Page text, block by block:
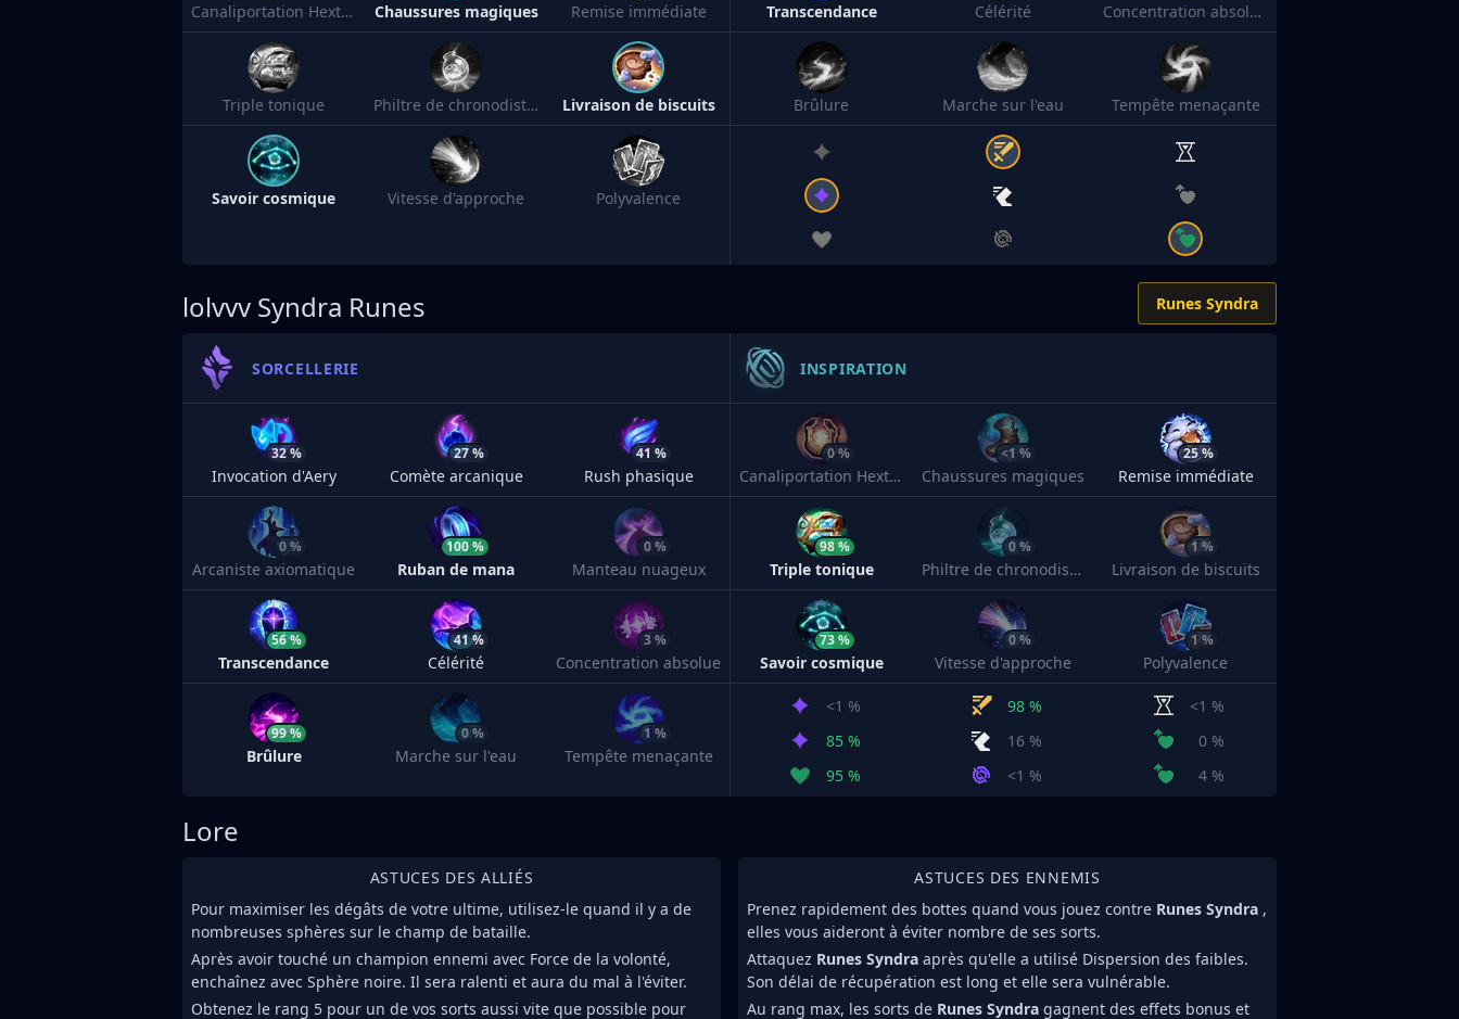
Canaliportation Hextech Chaussures magiques Remise immédiate
Triple tonique Philtre de chronodistorsion Livraison de biscuits
Savoir cosmique Vitesse d'approche Polyvalence
Transcendance Célérité Concentration absolue
Brûlure Marche sur l'eau Tempête menaçante
lolvvv Syndra Runes Runes Syndra
SORCELLERIE
32 %
Invocation d'Aery
27 %
Comète arcanique
41 %
Rush phasique
0 %
Arcaniste axiomatique
100 %
Ruban de mana
0 %
Manteau nuageux
56 %
Transcendance
41 %
Célérité
3 %
Concentration absolue
99 %
Brûlure
0 %
Marche sur l'eau
1 %
Tempête menaçante
INSPIRATION
0 %
Canaliportation Hextech
<1 %
Chaussures magiques
25 %
Remise immédiate
98 %
Triple tonique
0 %
Philtre de chronodistorsion
1 %
Livraison de biscuits
73 %
Savoir cosmique
0 %
Vitesse d'approche
1 %
Polyvalence
<1 % 98 %
<1 %
85 %
16 %
0 %
95 %
<1 % 4 %
Lore
ASTUCES DES ALLIÉS
Pour maximiser les dégâts de votre ultime, utilisez-le quand il y a de
nombreuses sphères sur le champ de bataille.
Après avoir touché un champion ennemi avec Force de la volonté,
enchaînez avec Sphère noire. Il sera ralenti et aura du mal à l'éviter.
Obtenez le rang 5 pour un de vos sorts aussi vite que possible pour
ASTUCES DES ENNEMIS
Prenez rapidement des bottes quand vous jouez contre Runes Syndra ,
elles vous aideront à éviter nombre de ses sorts.
Attaquez Runes Syndra après qu'elle a utilisé Dispersion des faibles.
Son délai de récupération est long et elle sera vulnérable.
Au rang max, les sorts de Runes Syndra gagnent des effets bonus et